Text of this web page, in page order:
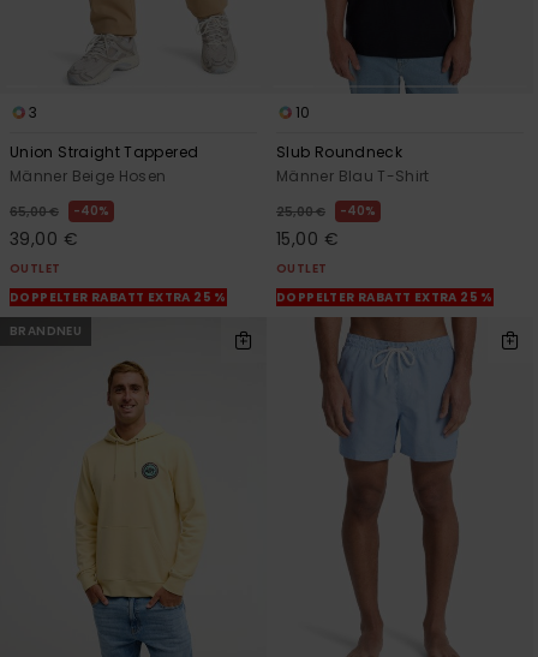
3
Union Straight Tappered
Männer Beige Hosen
65,00 € 40%
39,00 €
OUTLET
DOPPELTER RABATT EXTRA 25 %
10
Slub Roundneck
Männer Blau T-Shirt
25,00 € 40%
15,00 €
OUTLET
DOPPELTER RABATT EXTRA 25 %
BRANDNEU